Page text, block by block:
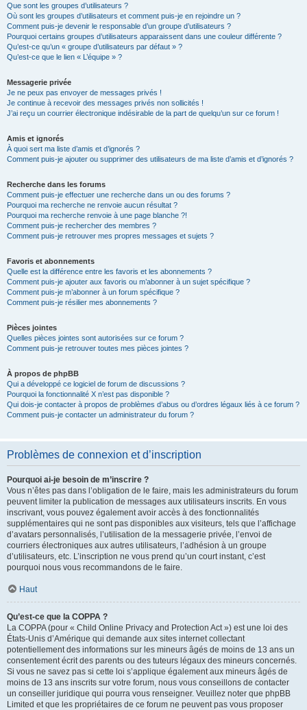
Que sont les groupes d’utilisateurs ?
Où sont les groupes d’utilisateurs et comment puis-je en rejoindre un ?
Comment puis-je devenir le responsable d’un groupe d’utilisateurs ?
Pourquoi certains groupes d’utilisateurs apparaissent dans une couleur différente ?
Qu’est-ce qu’un « groupe d’utilisateurs par défaut » ?
Qu’est-ce que le lien « L’équipe » ?
Messagerie privée
Je ne peux pas envoyer de messages privés !
Je continue à recevoir des messages privés non sollicités !
J’ai reçu un courrier électronique indésirable de la part de quelqu’un sur ce forum !
Amis et ignorés
À quoi sert ma liste d’amis et d’ignorés ?
Comment puis-je ajouter ou supprimer des utilisateurs de ma liste d’amis et d’ignorés ?
Recherche dans les forums
Comment puis-je effectuer une recherche dans un ou des forums ?
Pourquoi ma recherche ne renvoie aucun résultat ?
Pourquoi ma recherche renvoie à une page blanche ?!
Comment puis-je rechercher des membres ?
Comment puis-je retrouver mes propres messages et sujets ?
Favoris et abonnements
Quelle est la différence entre les favoris et les abonnements ?
Comment puis-je ajouter aux favoris ou m’abonner à un sujet spécifique ?
Comment puis-je m’abonner à un forum spécifique ?
Comment puis-je résilier mes abonnements ?
Pièces jointes
Quelles pièces jointes sont autorisées sur ce forum ?
Comment puis-je retrouver toutes mes pièces jointes ?
À propos de phpBB
Qui a développé ce logiciel de forum de discussions ?
Pourquoi la fonctionnalité X n’est pas disponible ?
Qui dois-je contacter à propos de problèmes d’abus ou d’ordres légaux liés à ce forum ?
Comment puis-je contacter un administrateur du forum ?
Problèmes de connexion et d’inscription
Pourquoi ai-je besoin de m’inscrire ?
Vous n’êtes pas dans l’obligation de le faire, mais les administrateurs du forum
peuvent limiter la publication de messages aux utilisateurs inscrits. En vous
inscrivant, vous pouvez également avoir accès à des fonctionnalités
supplémentaires qui ne sont pas disponibles aux visiteurs, tels que l’affichage
d’avatars personnalisés, l’utilisation de la messagerie privée, l’envoi de
courriers électroniques aux autres utilisateurs, l’adhésion à un groupe
d’utilisateurs, etc. L’inscription ne vous prend qu’un court instant, c’est
pourquoi nous vous recommandons de le faire.
Haut
Qu’est-ce que la COPPA ?
La COPPA (pour « Child Online Privacy and Protection Act ») est une loi des
États-Unis d’Amérique qui demande aux sites internet collectant
potentiellement des informations sur les mineurs âgés de moins de 13 ans un
consentement écrit des parents ou des tuteurs légaux des mineurs concernés.
Si vous ne savez pas si cette loi s’applique également aux mineurs âgés de
moins de 13 ans inscrits sur votre forum, nous vous conseillons de contacter
un conseiller juridique qui pourra vous renseigner. Veuillez noter que phpBB
Limited et que les propriétaires de ce forum ne peuvent pas vous proposer